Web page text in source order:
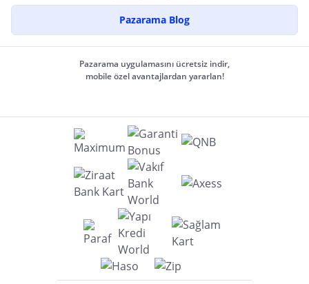
Pazarama Blog
Pazarama uygulamasını ücretsiz indir,
mobile özel avantajlardan yararlan!